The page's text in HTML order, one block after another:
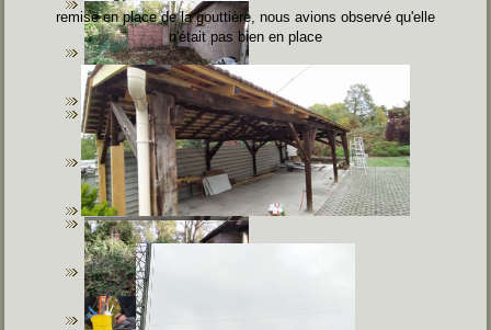
remise en place de la gouttière, nous avions observé qu'elle
n'était pas bien en place